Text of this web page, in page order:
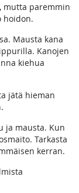
mutta paremmin
hoidon.
Mausta kana
Kanojen
kiehua
jätä hieman
ja mausta. Kun
Tarkasta
kerran.